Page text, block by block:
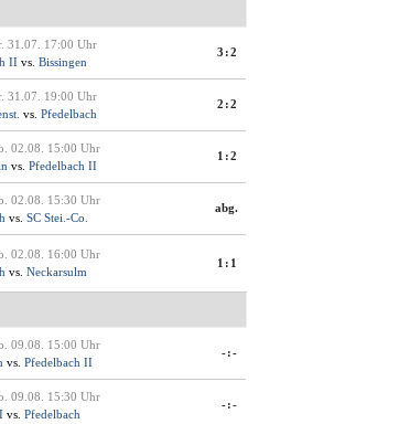
31.07. 17:00 Uhr
II vs. Bissingen
3:2
31.07. 19:00 Uhr
vs. Pfedelbach
2:2
02.08. 15:00 Uhr
vs. Pfedelbach II
1:2
02.08. 15:30 Uhr
vs. SC Stei.-Co.
abg.
02.08. 16:00 Uhr
vs. Neckarsulm
1:1
09.08. 15:00 Uhr
vs. Pfedelbach II
-:-
09.08. 15:30 Uhr
vs. Pfedelbach
-:-